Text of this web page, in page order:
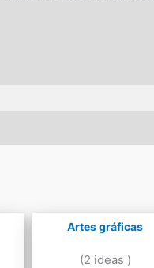
Artes gráficas
(2 ideas )